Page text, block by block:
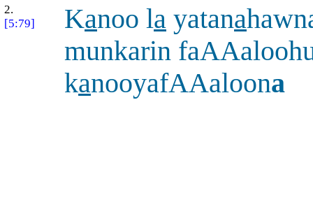
2.
[5:79]
Kanoo la yatana
munkarin
kanooyafAAaloona